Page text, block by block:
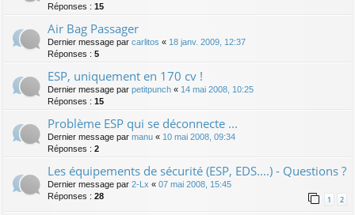
Réponses : 15
Air Bag Passager
Dernier message par carlitos « 18 janv. 2009, 12:37
Réponses : 5
ESP, uniquement en 170 cv !
Dernier message par petitpunch « 14 mai 2008, 10:25
Réponses : 15
Problème ESP qui se déconnecte ...
Dernier message par manu « 10 mai 2008, 09:34
Réponses : 2
Les équipements de sécurité (ESP, EDS....) - Questions ?
Dernier message par 2-Lx « 07 mai 2008, 15:45
Réponses : 28 1 2